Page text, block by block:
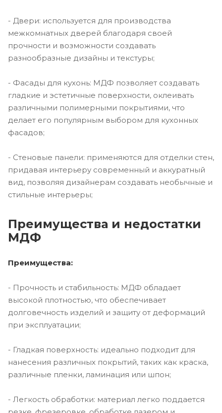
- Двери: используется для производства
межкомнатных дверей благодаря своей
прочности и возможности создавать
разнообразные дизайны и текстуры;
- Фасады для кухонь: МДФ позволяет создавать
гладкие и эстетичные поверхности, оклеивать
различными полимерными покрытиями, что
делает его популярным выбором для кухонных
фасадов;
- Стеновые панели: применяются для отделки стен,
придавая интерьеру современный и аккуратный
вид, позволяя дизайнерам создавать необычные и
стильные интерьеры;
Преимущества и недостатки
МДФ
Преимущества:
- Прочность и стабильность: МДФ обладает
высокой плотностью, что обеспечивает
долговечность изделий и защиту от деформаций
при эксплуатации;
- Гладкая поверхность: идеально подходит для
нанесения различных покрытий, таких как краска,
различные пленки, ламинация или шпон;
- Легкость обработки: материал легко поддается